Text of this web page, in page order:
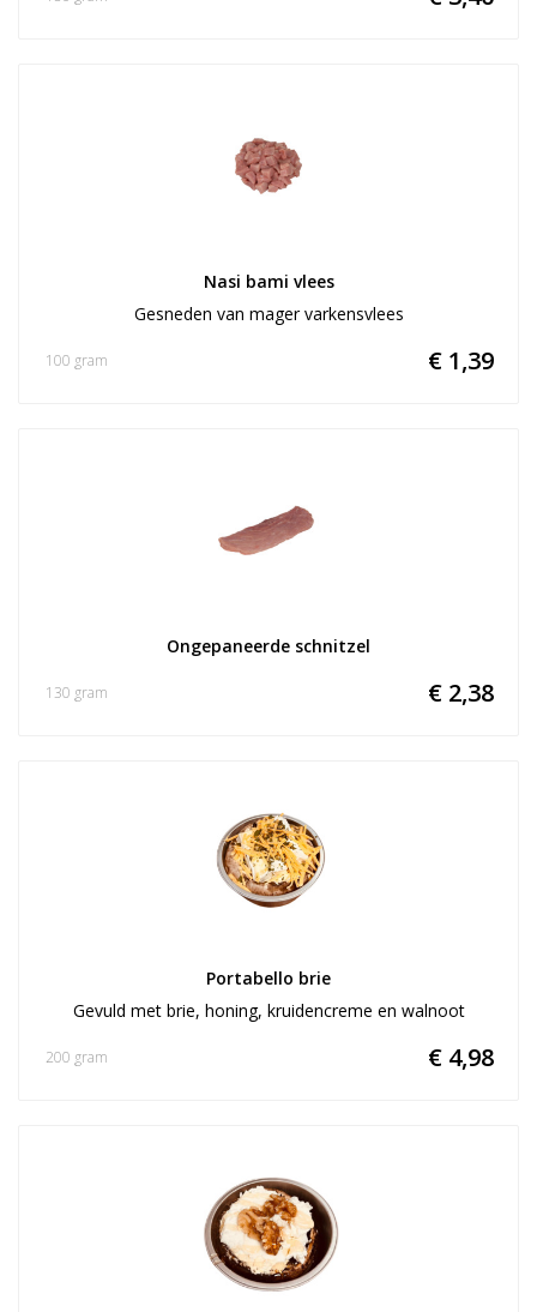
Nasi bami vlees
Gesneden van mager varkensvlees
€ 1,39
100 gram
Ongepaneerde schnitzel
€ 2,38
130 gram
Portabello brie
Gevuld met brie, honing, kruidencreme en walnoot
€ 4,98
200 gram